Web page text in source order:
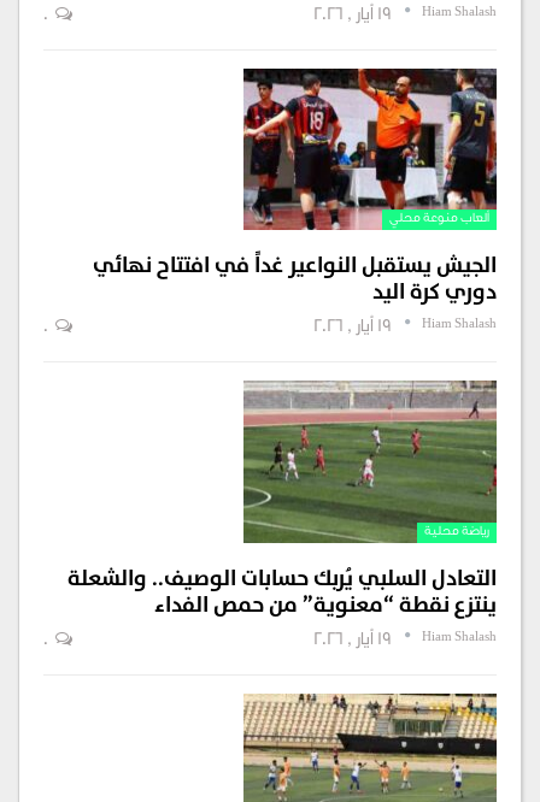
Hiam Shalash 19 أيار , 2026 0
ألعاب منوعة محلي
​الجيش يستقبل النواعير غداً في افتتاح نهائي
دوري كرة اليد
Hiam Shalash 19 أيار , 2026 0
رياضة محلية
التعادل السلبي يُربك حسابات الوصيف.. والشعلة
ينتزع نقطة “معنوية” من حمص الفداء
Hiam Shalash 19 أيار , 2026 0